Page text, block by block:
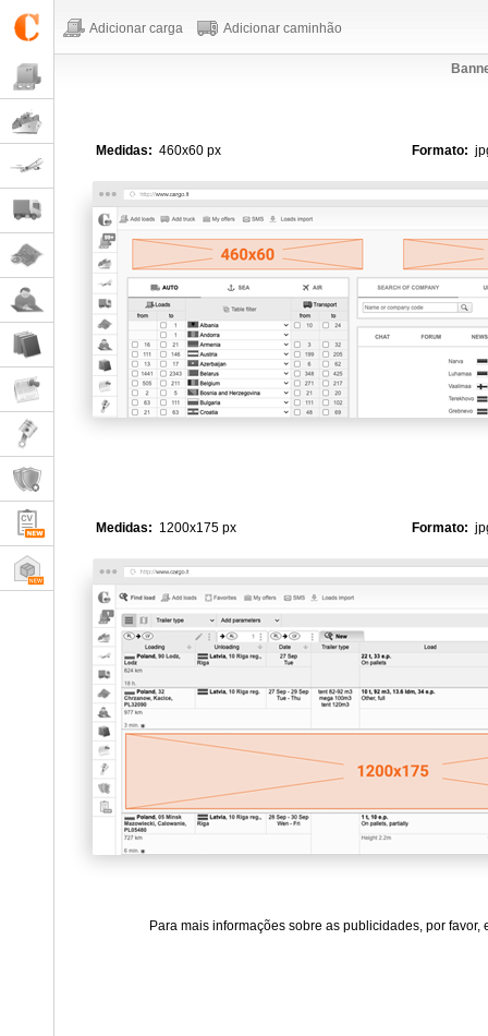
Adicionar carga Adicionar caminhão
Medidas: 460x60 px Formato:
Medidas: 1200x175 px Formato:
Para mais informações sobre as publicidades, por